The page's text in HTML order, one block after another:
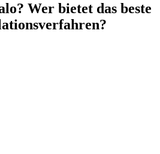
Wer bietet das beste